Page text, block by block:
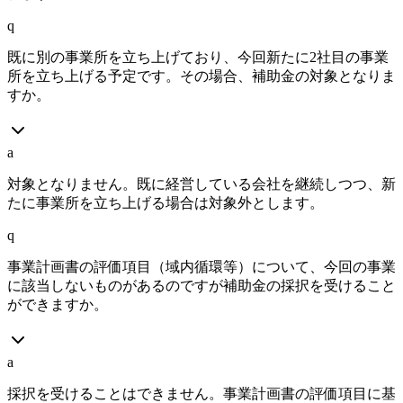
q
既に別の事業所を立ち上げており、今回新たに2社目の事業
所を立ち上げる予定です。その場合、補助金の対象となりま
すか。
a
対象となりません。既に経営している会社を継続しつつ、新
たに事業所を立ち上げる場合は対象外とします。
q
事業計画書の評価項目（域内循環等）について、今回の事業
に該当しないものがあるのですが補助金の採択を受けること
ができますか。
a
採択を受けることはできません。事業計画書の評価項目に基